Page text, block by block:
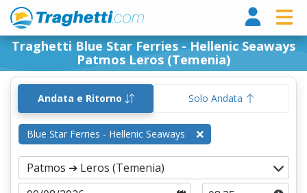
Traghetti Blue Star Ferries - Hellenic Seaways
Patmos Leros (Temenia)
Andata e Ritorno Solo Andata
Blue Star Ferries - Hellenic Seaways